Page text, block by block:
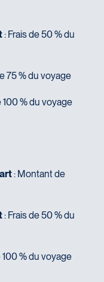
: Frais de 50 % du
75 % du voyage
100 % du voyage
: Montant de
: Frais de 50 % du
100 % du voyage